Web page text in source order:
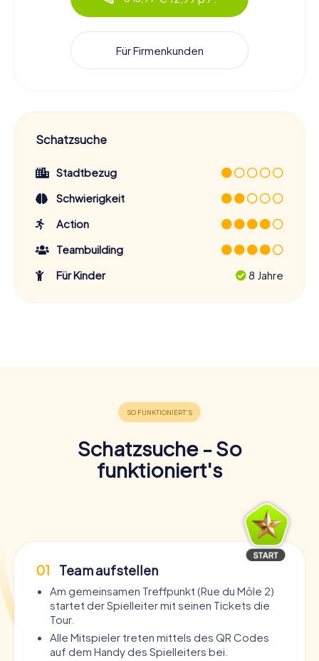
Für Firmenkunden
Schatzsuche
Stadtbezug
Schwierigkeit
Action
Teambuilding
Für Kinder
8 Jahre
Schatzsuche - So
funktioniert's
01 Team aufstellen
Am gemeinsamen Treffpunkt (Rue du Môle 2)
startet der Spielleiter mit seinen Tickets die
Tour.
Alle Mitspieler treten mittels des QR Codes
auf dem Handy des Spielleiters bei.